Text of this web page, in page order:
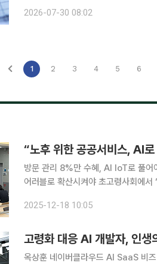
월 FOMC 및 지정학 불확실성, 미국
2026-07-30 08:02
1 2 3 4 5 6
“노후 위한 공공서비스, AI
방문 관리 8%만 수혜, AI IoT로 풀어
어러블로 확산시켜야 초고령사회에서 ‘인공’지능의 역할로 ‘인간’다움 지목됐다. 고령자 돌봄의 핵
태계 구축 방안을 놓고 통찰을 공유
2025-12-18 10:05
고령화 대응 AI 개발자, 인생
옥상훈 네이버클라우드 AI SaaS 비즈니스 리더 온라인 게임에서 통용되는